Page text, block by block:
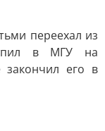
переехал из
в МГУ на
закончил его в